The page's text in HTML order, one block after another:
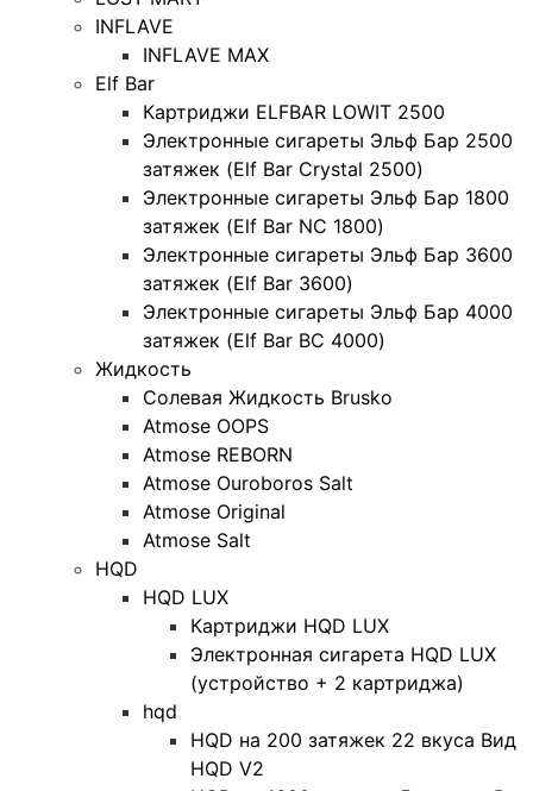
INFLAVE
INFLAVE MAX
Elf Bar
Картриджи ELFBAR LOWIT 2500
Электронные сигареты Эльф Бар 2500
затяжек (Elf Bar Crystal 2500)
Электронные сигареты Эльф Бар 1800
затяжек (Elf Bar NC 1800)
Электронные сигареты Эльф Бар 3600
затяжек (Elf Bar 3600)
Электронные сигареты Эльф Бар 4000
затяжек (Elf Bar BC 4000)
Жидкость
Солевая Жидкость Brusko
Atmose OOPS
Atmose REBORN
Atmose Ouroboros Salt
Atmose Original
Atmose Salt
HQD
HQD LUX
Картриджи HQD LUX
Электронная сигарета HQD LUX
(устройство + 2 картриджа)
hqd
HQD на 200 затяжек 22 вкуса Вид
HQD V2